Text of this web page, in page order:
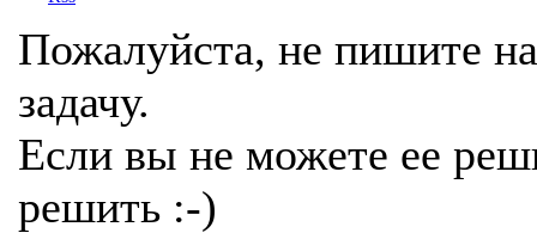
Пожалуйста, не пишите
задачу.
Если вы не можете ее
решить :-)